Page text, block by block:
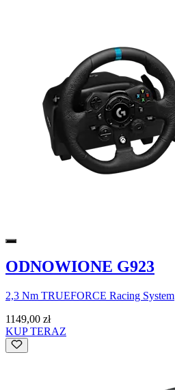
ODNOWIONE G923
2,3 Nm TRUEFORCE Racing System
1149,00 zł
KUP TERAZ